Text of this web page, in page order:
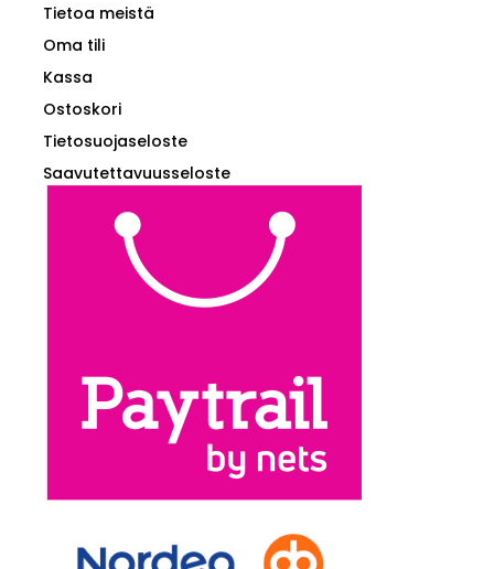
Tietoa meistä
Oma tili
Kassa
Ostoskori
Tietosuojaseloste
Saavutettavuusseloste